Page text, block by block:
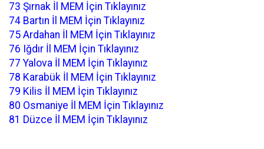
73 Şırnak İl MEM İçin Tıklayınız
74 Bartın İl MEM İçin Tıklayınız
75 Ardahan İl MEM İçin Tıklayınız
76 Iğdır İl MEM İçin Tıklayınız
77 Yalova İl MEM İçin Tıklayınız
78 Karabük İl MEM İçin Tıklayınız
79 Kilis İl MEM İçin Tıklayınız
80 Osmaniye İl MEM İçin Tıklayınız
81 Düzce İl MEM İçin Tıklayınız